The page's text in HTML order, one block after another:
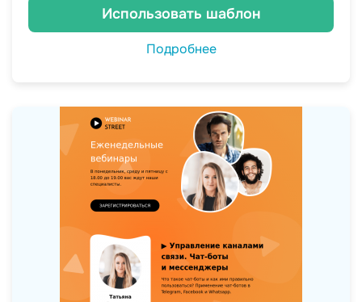
Использовать шаблон
Подробнее